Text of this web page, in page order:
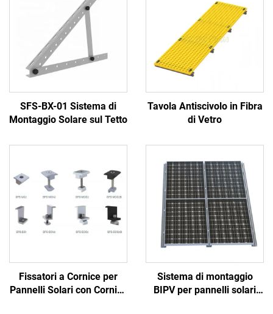
SFS-BX-01 Sistema di
Montaggio Solare sul Tetto
Tavola Antiscivolo in Fibra
di Vetro
Fissatori a Cornice per
Pannelli Solari con Cornice
Sistema di montaggio
BIPV per pannelli solari